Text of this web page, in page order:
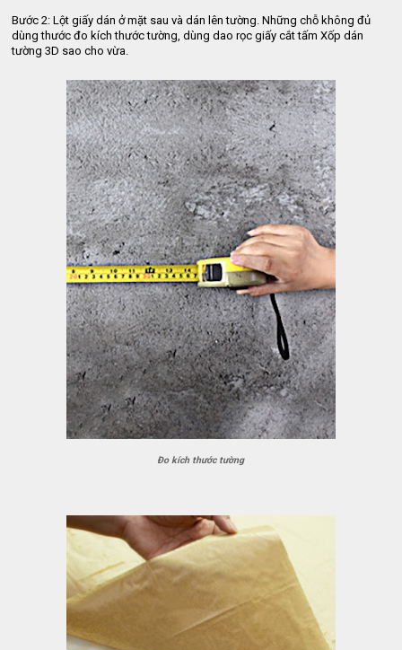
Bước 2: Lột giấy dán ở mặt sau và dán lên tường. Những chỗ không đủ
dùng thước đo kích thước tường, dùng dao rọc giấy cắt tấm Xốp dán
tường 3D sao cho vừa.
Đo kích thước tường